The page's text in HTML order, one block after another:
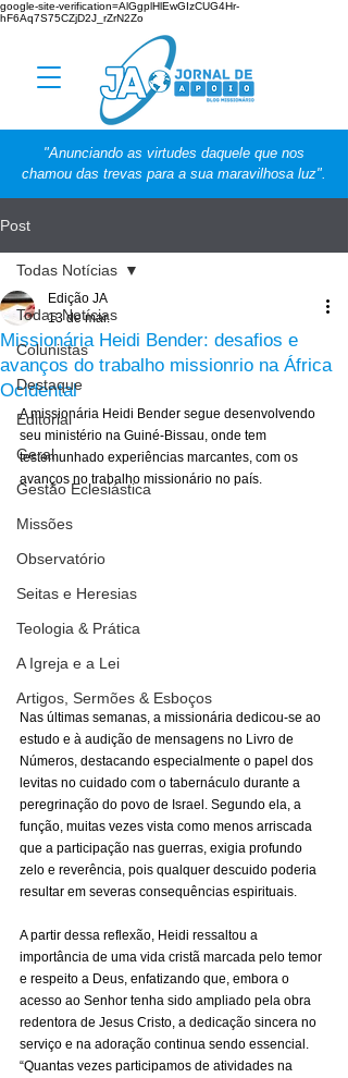
google-site-verification=AlGgplHlEwGIzCUG4Hr-
hF6Aq7S75CZjD2J_rZrN2Zo
"Anunciando as virtudes daquele que nos
chamou das trevas para a sua maravilhosa luz".
Post
Todas Notícias
Colunistas
Destaque
Editorial
Geral
Gestão Eclesiástica
Missões
Observatório
Seitas e Heresias
Teologia & Prática
A Igreja e a Lei
Artigos, Sermões & Esboços
Todas Notícias
Missionária Heidi Bender: desafios e
avanços do trabalho missionrio na África
Ocidental
Edição JA
13 de mar.
A missionária Heidi Bender segue desenvolvendo
seu ministério na Guiné-Bissau, onde tem
testemunhado experiências marcantes, com os
avanços no trabalho missionário no país.
Nas últimas semanas, a missionária dedicou-se ao
estudo e à audição de mensagens no Livro de
Números, destacando especialmente o papel dos
levitas no cuidado com o tabernáculo durante a
peregrinação do povo de Israel. Segundo ela, a
função, muitas vezes vista como menos arriscada
que a participação nas guerras, exigia profundo
zelo e reverência, pois qualquer descuido poderia
resultar em severas consequências espirituais.
A partir dessa reflexão, Heidi ressaltou a
importância de uma vida cristã marcada pelo temor
e respeito a Deus, enfatizando que, embora o
acesso ao Senhor tenha sido ampliado pela obra
redentora de Jesus Cristo, a dedicação sincera no
serviço e na adoração continua sendo essencial.
“Quantas vezes participamos de atividades na